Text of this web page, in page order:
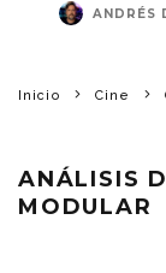
ANDRÉS
Inicio Cine
ANÁLISIS
MODULAR